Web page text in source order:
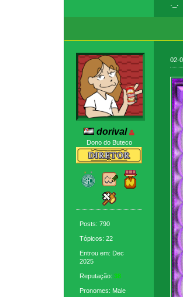
dorival
Dono do Buteco
Posts: 790
Tópicos: 22
Entrou em: Dec
2025
Reputação:38
Pronomes: Male
02-